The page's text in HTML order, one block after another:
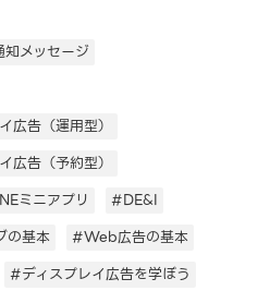
メッセージ
告（運用型）
告（予約型）
ミニアプリ
#DE&I
の基本
#Web広告の基本
#ディスプレイ広告を学ぼう